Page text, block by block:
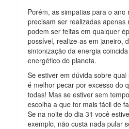
Porém, as simpatias para o ano
precisam ser realizadas apenas
podem ser feitas em qualquer
possível, realize-as em janeiro,
sintonização da energia
energético do planeta.
Se estiver em dúvida sobre qual
é melhor pecar por excesso do
todas! Mas se estiver sem
escolha a que for mais fácil de
Se na noite do dia 31 você
exemplo, não custa nada pular